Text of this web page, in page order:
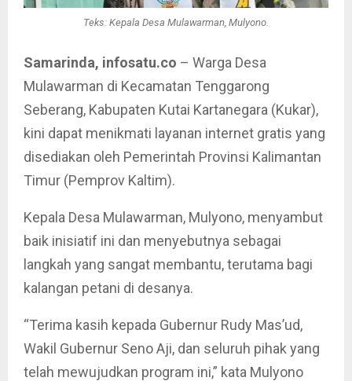
Teks: Kepala Desa Mulawarman, Mulyono.
Samarinda, infosatu.co – Warga Desa
Mulawarman di Kecamatan Tenggarong
Seberang, Kabupaten Kutai Kartanegara (Kukar),
kini dapat menikmati layanan internet gratis yang
disediakan oleh Pemerintah Provinsi Kalimantan
Timur (Pemprov Kaltim).
Kepala Desa Mulawarman, Mulyono, menyambut
baik inisiatif ini dan menyebutnya sebagai
langkah yang sangat membantu, terutama bagi
kalangan petani di desanya.
“Terima kasih kepada Gubernur Rudy Mas’ud,
Wakil Gubernur Seno Aji, dan seluruh pihak yang
telah mewujudkan program ini,” kata Mulyono